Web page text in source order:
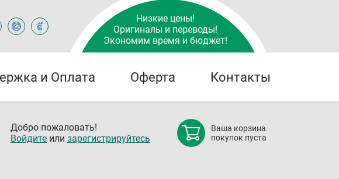
Низкие цены!
Оригиналы и переводы!
Экономим время и бюджет!
и Оплата Оферта Контакты
Добро пожаловать!
Войдите или зарегистрируйтесь
Ваша корзина
покупок пуста